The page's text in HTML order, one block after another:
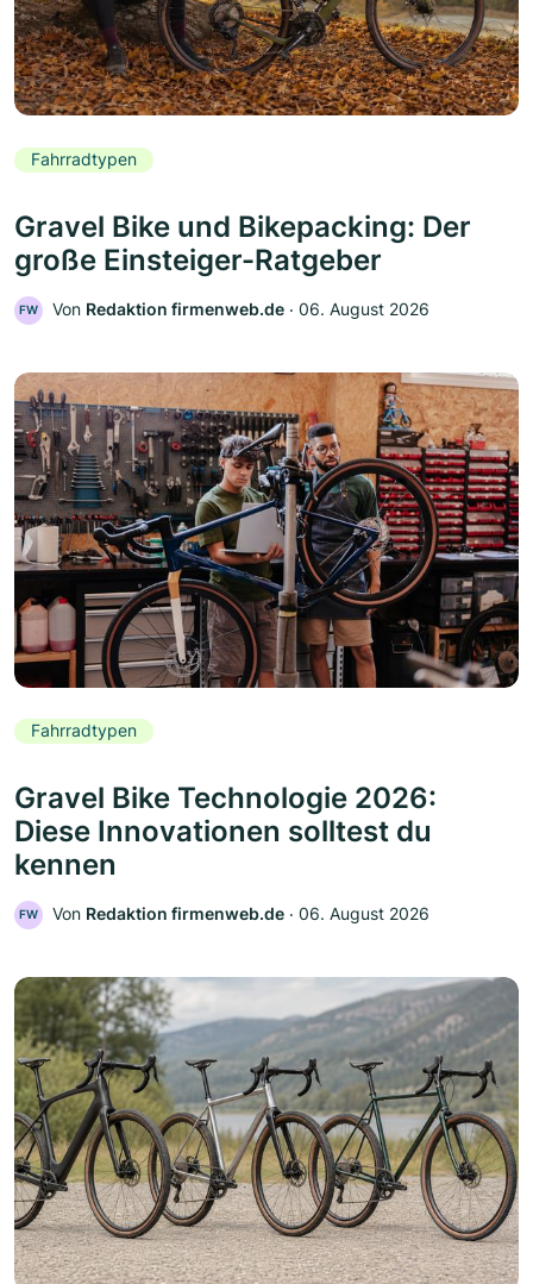
Fahrradtypen
Gravel Bike und Bikepacking: Der
große Einsteiger-Ratgeber
FW Von Redaktion firmenweb.de ‧ 06. August 2026
Fahrradtypen
Gravel Bike Technologie 2026:
Diese Innovationen solltest du
kennen
FW Von Redaktion firmenweb.de ‧ 06. August 2026